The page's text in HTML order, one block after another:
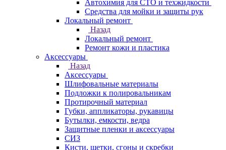
Автохимия для СТО и техжидкости
Средства для мойки и защиты рук
Локальный ремонт
Назад
Локальный ремонт
Ремонт кожи и пластика
Аксессуары
Назад
Аксессуары
Шлифовальные материалы
Подложки к полировальникам
Протирочный материал
Губки, аппликаторы, рукавицы
Бутылки, емкости, ведра
Защитные пленки и аксессуары
СИЗ
Кисти, щетки, сгоны и скребки